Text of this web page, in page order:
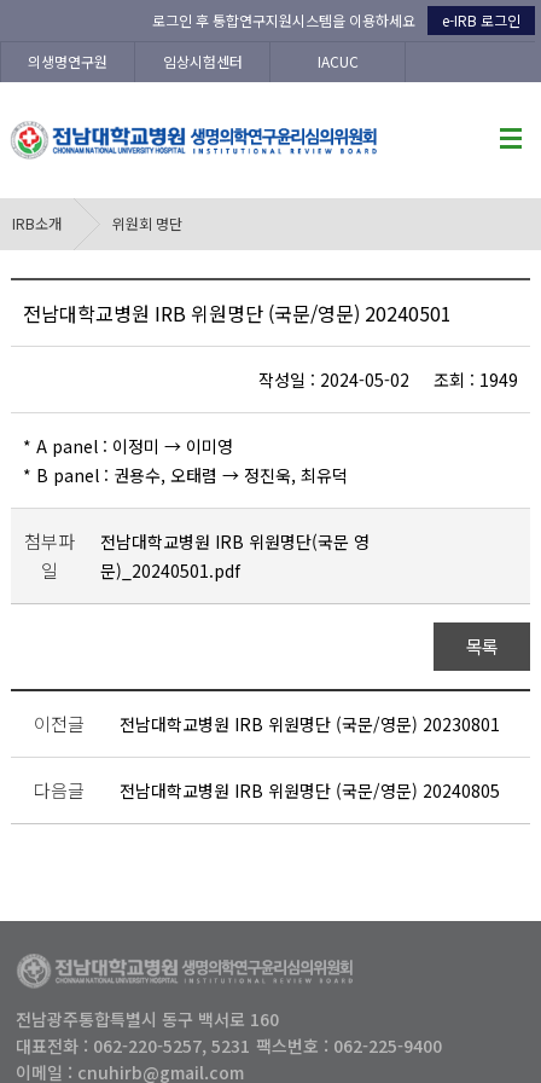
의생명연구원 임상시험센터 IACUC
로그인 후 통합연구지원시스템을 이용하세요 e-IRB 로그인
IRB소개 위원회 명단
전남대학교병원 IRB 위원명단 (국문/영문) 20240501
작성일 : 2024-05-02 조회 : 1949
* A panel : 이정미 → 이미영
* B panel : 권용수, 오태렴 → 정진욱, 최유덕
첨부파
일
전남대학교병원 IRB 위원명단(국문 영
문)_20240501.pdf
목록
이전글 전남대학교병원 IRB 위원명단 (국문/영문) 20230801
다음글 전남대학교병원 IRB 위원명단 (국문/영문) 20240805
전남광주통합특별시 동구 백서로 160
대표전화 : 062-220-5257, 5231 팩스번호 : 062-225-9400
이메일 : cnuhirb@gmail.com